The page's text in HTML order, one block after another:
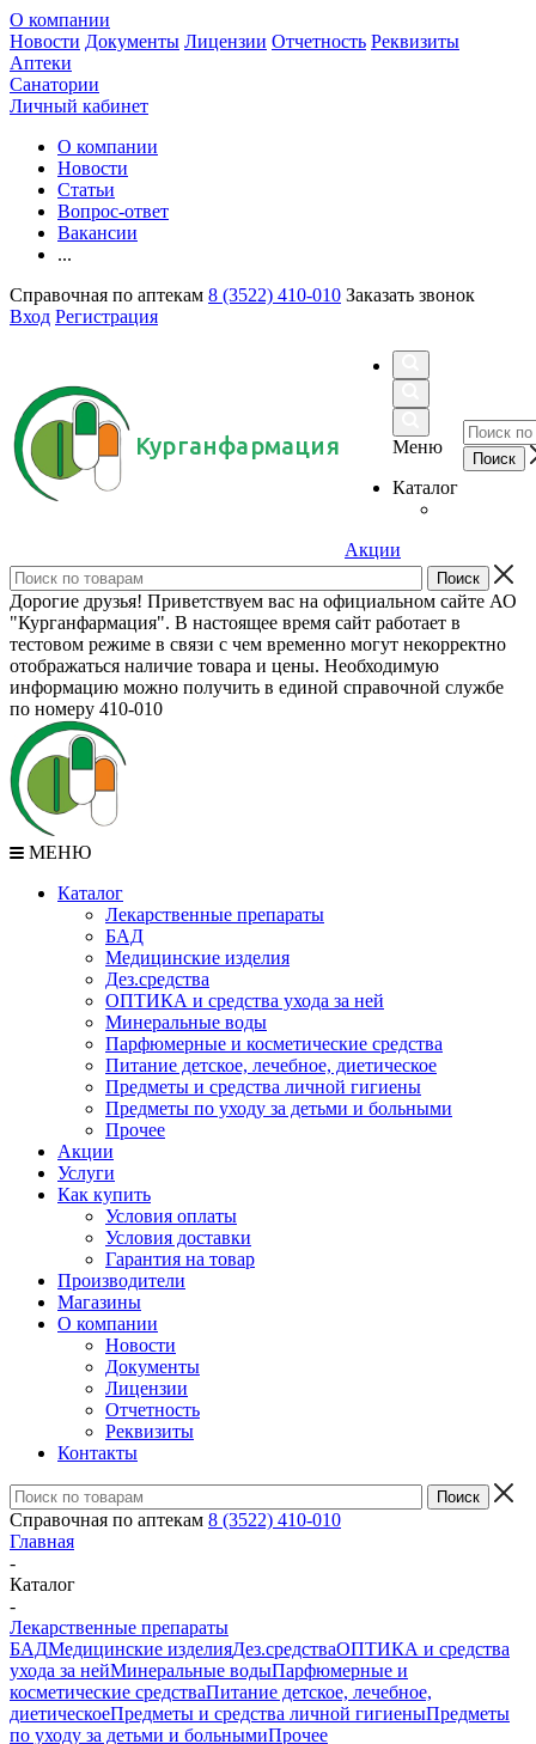
О компании
Новости Документы Лицензии Отчетность Реквизиты
Аптеки
Санатории
Личный кабинет
О компании
Новости
Статьи
Вопрос-ответ
Вакансии
...
Справочная по аптекам 8 (3522) 410-010 Заказать звонок
Вход Регистрация
Курганфармация
Меню
Каталог
Акции
Дорогие друзья! Приветствуем вас на официальном сайте АО
"Курганфармация". В настоящее время сайт работает в
тестовом режиме в связи с чем временно могут некорректно
отображаться наличие товара и цены. Необходимую
информацию можно получить в единой справочной службе
по номеру 410-010
МЕНЮ
Каталог
Лекарственные препараты
БАД
Медицинские изделия
Дез.средства
ОПТИКА и средства ухода за ней
Минеральные воды
Парфюмерные и косметические средства
Питание детское, лечебное, диетическое
Предметы и средства личной гигиены
Предметы по уходу за детьми и больными
Прочее
Акции
Услуги
Как купить
Условия оплаты
Условия доставки
Гарантия на товар
Производители
Магазины
О компании
Новости
Документы
Лицензии
Отчетность
Реквизиты
Контакты
Справочная по аптекам 8 (3522) 410-010
Главная
-
Каталог
-
Лекарственные препараты
БАДМедицинские изделияДез.средстваОПТИКА и средства
ухода за нейМинеральные водыПарфюмерные и
косметические средстваПитание детское, лечебное,
диетическоеПредметы и средства личной гигиеныПредметы
по уходу за детьми и больнымиПрочее